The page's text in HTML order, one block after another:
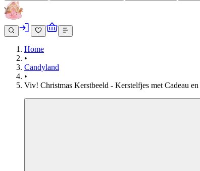
Home
•
Candyland
•
Viv! Christmas Kerstbeeld - Kerstelfjes met Cadeau